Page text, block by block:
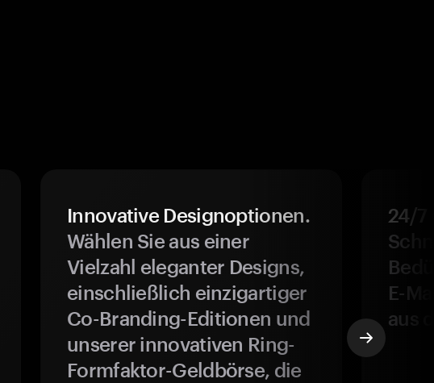
Innovative Designoptionen.
Wählen Sie aus einer
Vielzahl eleganter Designs,
einschließlich einzigartiger
Co-Branding-Editionen und
unserer innovativen Ring-
Formfaktor-Geldbörse, die
24/7
E-
aus